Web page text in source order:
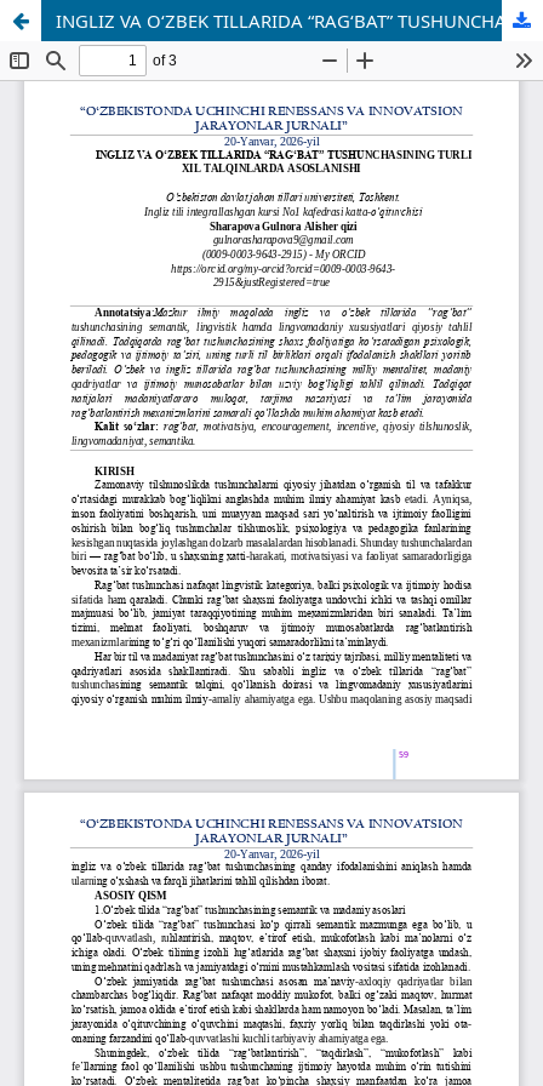
INGLIZ VA O‘ZBEK TILLARIDA “RAG‘BAT” TUSHUNCHASINING TURLI XIL TALQINLARDA ASOSLANISHI